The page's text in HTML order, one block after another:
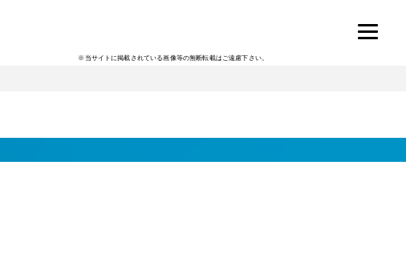
※当サイトに掲載されている画像等の無断転載はご遠慮下さい。